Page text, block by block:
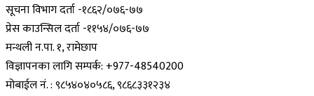
सूचना विभाग दर्ता -१८६२/०७६-७७
प्रेस काउन्सिल दर्ता -११५४/०७६-७७
मन्थली न.पा. १, रामेछाप
विज्ञापनका लागि सम्पर्क: +977-48540200
मोबाईल नं. : ९८५४०४०५८६, ९८६८३३१२३४